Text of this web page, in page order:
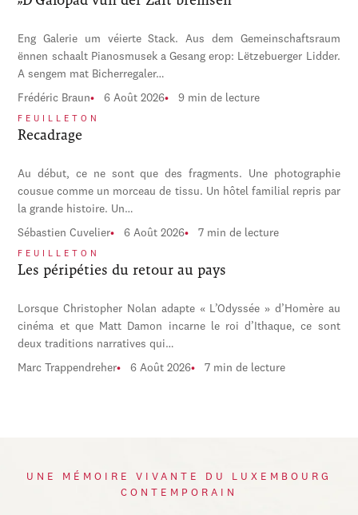
Eng Galerie um véierte Stack. Aus dem Gemeinschaftsraum
ënnen schaalt Pianosmusek a Gesang erop: Lëtzebuerger Lidder.
A sengem mat Bicherregaler…
Frédéric Braun 6 Août 2026 9 min de lecture
FEUILLETON
Recadrage
Au début, ce ne sont que des fragments. Une photographie
cousue comme un morceau de tissu. Un hôtel familial repris par
la grande histoire. Un…
Sébastien Cuvelier 6 Août 2026 7 min de lecture
FEUILLETON
Les péripéties du retour au pays
Lorsque Christopher Nolan adapte « L’Odyssée » d’Homère au
cinéma et que Matt Damon incarne le roi d’Ithaque, ce sont
deux traditions narratives qui…
Marc Trappendreher 6 Août 2026 7 min de lecture
UNE MÉMOIRE VIVANTE DU LUXEMBOURG
CONTEMPORAIN